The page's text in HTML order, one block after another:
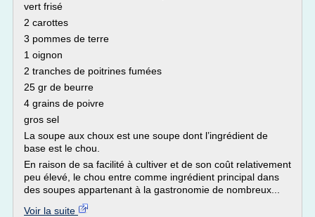
vert frisé
2 carottes
3 pommes de terre
1 oignon
2 tranches de poitrines fumées
25 gr de beurre
4 grains de poivre
gros sel
La soupe aux choux est une soupe dont l’ingrédient de
base est le chou.
En raison de sa facilité à cultiver et de son coût relativement
peu élevé, le chou entre comme ingrédient principal dans
des soupes appartenant à la gastronomie de nombreux...
Voir la suite